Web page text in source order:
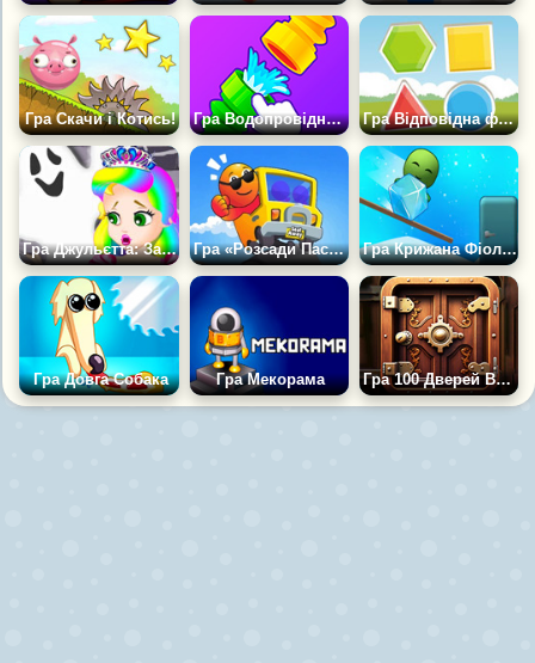
Гра Скачи і Котись! Гра Водопровідна Головоломка Гра Відповідна форма
Гра Джульєтта: Замок із Привидами Гра «Розсади Пасажирів» Гра Крижана Фіолетова Голова 3Д
Гра Довга Собака Гра Мекорама Гра 100 Дверей Випробування